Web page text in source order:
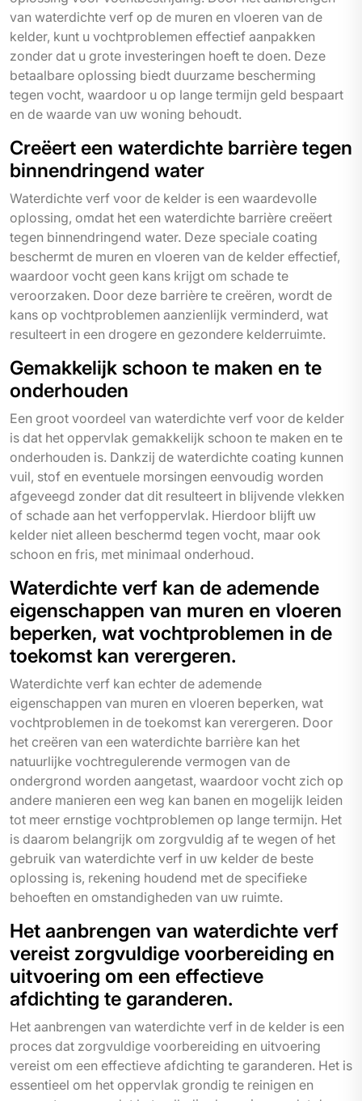
van waterdichte verf op de muren en vloeren van de
kelder, kunt u vochtproblemen effectief aanpakken
zonder dat u grote investeringen hoeft te doen. Deze
betaalbare oplossing biedt duurzame bescherming
tegen vocht, waardoor u op lange termijn geld bespaart
en de waarde van uw woning behoudt.
Creëert een waterdichte barrière tegen
binnendringend water
Waterdichte verf voor de kelder is een waardevolle
oplossing, omdat het een waterdichte barrière creëert
tegen binnendringend water. Deze speciale coating
beschermt de muren en vloeren van de kelder effectief,
waardoor vocht geen kans krijgt om schade te
veroorzaken. Door deze barrière te creëren, wordt de
kans op vochtproblemen aanzienlijk verminderd, wat
resulteert in een drogere en gezondere kelderruimte.
Gemakkelijk schoon te maken en te
onderhouden
Een groot voordeel van waterdichte verf voor de kelder
is dat het oppervlak gemakkelijk schoon te maken en te
onderhouden is. Dankzij de waterdichte coating kunnen
vuil, stof en eventuele morsingen eenvoudig worden
afgeveegd zonder dat dit resulteert in blijvende vlekken
of schade aan het verfoppervlak. Hierdoor blijft uw
kelder niet alleen beschermd tegen vocht, maar ook
schoon en fris, met minimaal onderhoud.
Waterdichte verf kan de ademende
eigenschappen van muren en vloeren
beperken, wat vochtproblemen in de
toekomst kan verergeren.
Waterdichte verf kan echter de ademende
eigenschappen van muren en vloeren beperken, wat
vochtproblemen in de toekomst kan verergeren. Door
het creëren van een waterdichte barrière kan het
natuurlijke vochtregulerende vermogen van de
ondergrond worden aangetast, waardoor vocht zich op
andere manieren een weg kan banen en mogelijk leiden
tot meer ernstige vochtproblemen op lange termijn. Het
is daarom belangrijk om zorgvuldig af te wegen of het
gebruik van waterdichte verf in uw kelder de beste
oplossing is, rekening houdend met de specifieke
behoeften en omstandigheden van uw ruimte.
Het aanbrengen van waterdichte verf
vereist zorgvuldige voorbereiding en
uitvoering om een effectieve
afdichting te garanderen.
Het aanbrengen van waterdichte verf in de kelder is een
proces dat zorgvuldige voorbereiding en uitvoering
vereist om een effectieve afdichting te garanderen. Het is
essentieel om het oppervlak grondig te reinigen en